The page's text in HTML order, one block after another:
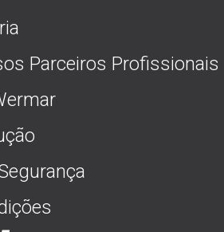
Parceiros Profissionais